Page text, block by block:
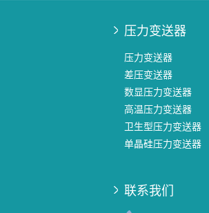
压力变送器
压力变送器
差压变送器
数显压力变送器
高温压力变送器
卫生型压力变送器
单晶硅压力变送器
联系我们